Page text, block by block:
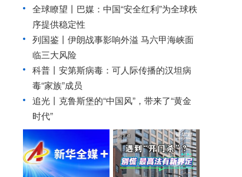
全球瞭望丨巴媒：中国“安全红利”为全球秩
序提供稳定性
列国鉴丨伊朗战事影响外溢 马六甲海峡面
临三大风险
科普丨安第斯病毒：可人际传播的汉坦病
毒“家族”成员
追光丨 克鲁斯堡的“中国风”，带来了“黄金
时代”